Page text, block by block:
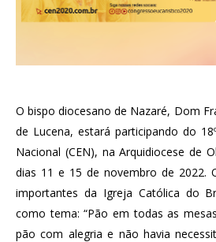
O bispo diocesano de Nazaré, Dom
de Lucena, estará participando do
Nacional (CEN), na Arquidiocese de
dias 11 e 15 de novembro de 2022.
importantes da Igreja Católica do
como tema: “Pão em todas as
pão com alegria e não havia